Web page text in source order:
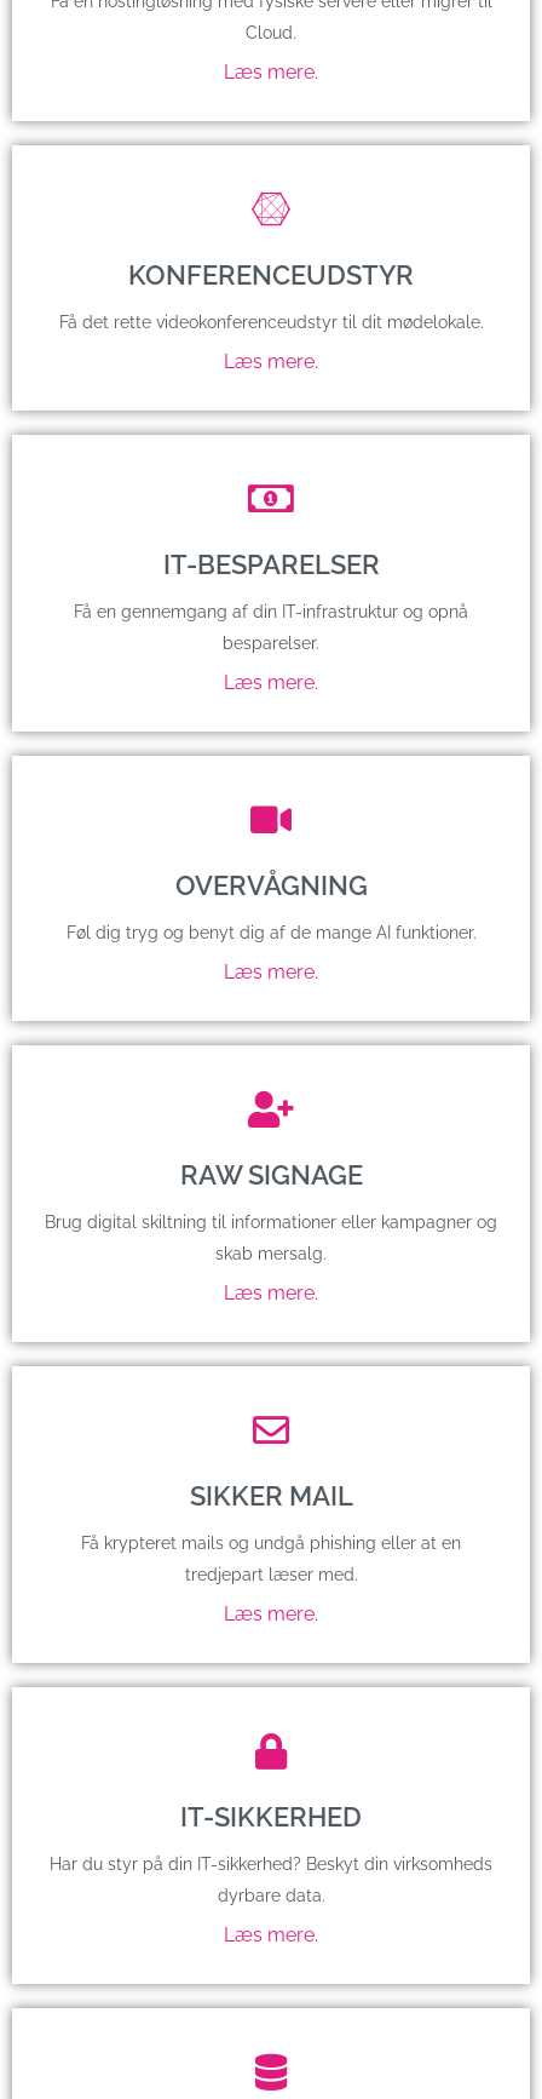
Cloud.
Læs mere.
KONFERENCEUDSTYR
Få det rette videokonferenceudstyr til dit mødelokale.
Læs mere.
IT-BESPARELSER
Få en gennemgang af din IT-infrastruktur og opnå
besparelser.
Læs mere.
OVERVÅGNING
Føl dig tryg og benyt dig af de mange AI funktioner.
Læs mere.
RAW SIGNAGE
Brug digital skiltning til informationer eller kampagner og
skab mersalg.
Læs mere.
SIKKER MAIL
Få krypteret mails og undgå phishing eller at en
tredjepart læser med.
Læs mere.
IT-SIKKERHED
Har du styr på din IT-sikkerhed? Beskyt din virksomheds
dyrbare data.
Læs mere.